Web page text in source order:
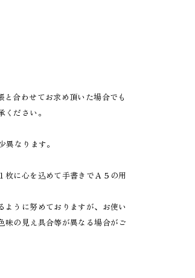
合わせてお求め頂いた場合でも
ださい。
なります。
に心を込めて手書きでＡ５の用
うに努めておりますが、お使い
味の見え具合等が異なる場合がご